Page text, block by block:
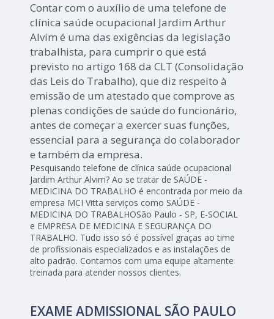
Contar com o auxílio de uma telefone de
clínica saúde ocupacional Jardim Arthur
Alvim é uma das exigências da legislação
trabalhista, para cumprir o que está
previsto no artigo 168 da CLT (Consolidação
das Leis do Trabalho), que diz respeito à
emissão de um atestado que comprove as
plenas condições de saúde do funcionário,
antes de começar a exercer suas funções,
essencial para a segurança do colaborador
e também da empresa.
Pesquisando telefone de clínica saúde ocupacional
Jardim Arthur Alvim? Ao se tratar de SAÚDE -
MEDICINA DO TRABALHO é encontrada por meio da
empresa MCI Vitta serviços como SAÚDE -
MEDICINA DO TRABALHOSão Paulo - SP, E-SOCIAL
e EMPRESA DE MEDICINA E SEGURANÇA DO
TRABALHO. Tudo isso só é possível graças ao time
de profissionais especializados e as instalações de
alto padrão. Contamos com uma equipe altamente
treinada para atender nossos clientes.
EXAME ADMISSIONAL SÃO PAULO